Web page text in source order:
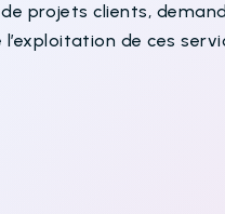
projets clients,
de ces